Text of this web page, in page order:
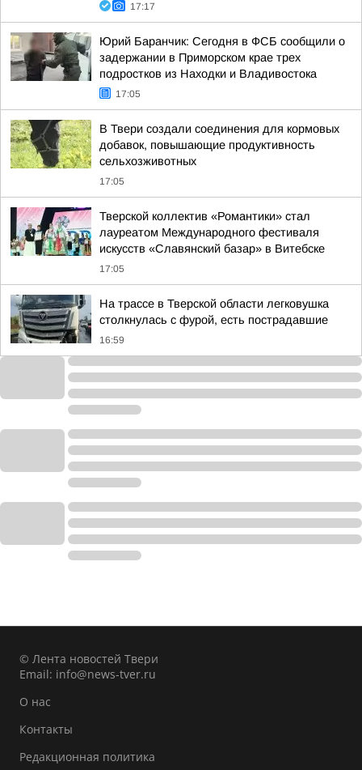
17:17
Юрий Баранчик: Сегодня в ФСБ сообщили о
задержании в Приморском крае трех
подростков из Находки и Владивостока
17:05
В Твери создали соединения для кормовых
добавок, повышающие продуктивность
сельхозживотных
17:05
Тверской коллектив «Романтики» стал
лауреатом Международного фестиваля
искусств «Славянский базар» в Витебске
17:05
На трассе в Тверской области легковушка
столкнулась с фурой, есть пострадавшие
16:59
© Лента новостей Твери
Email: info@news-tver.ru
О нас
Контакты
Редакционная политика